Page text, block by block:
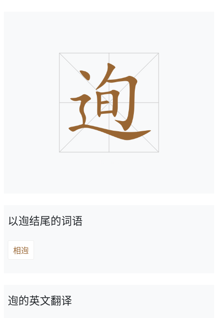
以迿结尾的词语
相迿
迿的英文翻译